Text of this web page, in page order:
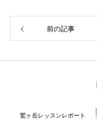
前の記事
鷲ヶ岳レッスンレポート